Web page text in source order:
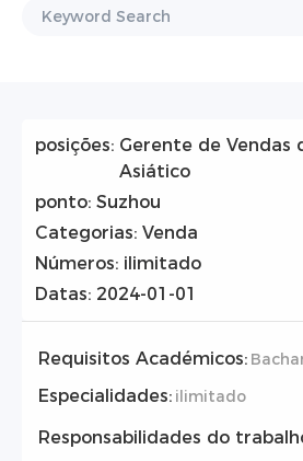
posições: Gerente de Vendas
Asiático
ponto: Suzhou
Categorias: Venda
Números: ilimitado
Datas: 2024-01-01
Requisitos Académicos:
Especialidades: ilimitado
Responsabilidades do